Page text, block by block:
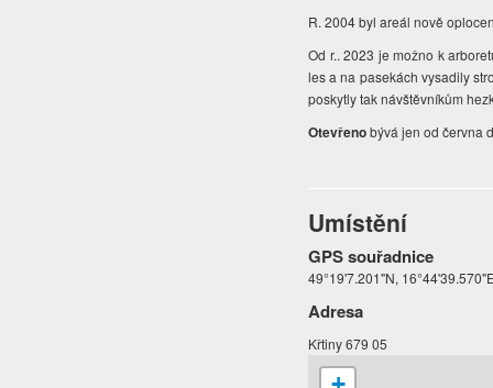
R. 2004 byl areál nově
Od r.. 2023 je možno k
les a na pasekách vysadily
poskytly tak návštěvníkům
Otevřenobývá jen od června
Umístění
GPS souřadnice
49°19'7.201"N,
Adresa
Křtiny 679 05